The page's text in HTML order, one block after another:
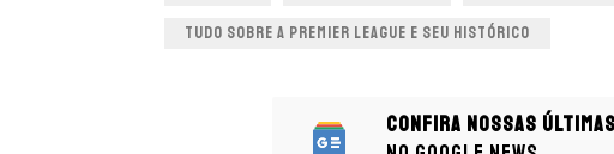
TUDO SOBRE A PREMIER LEAGUE E SEU HISTÓRICO
Confira nossas